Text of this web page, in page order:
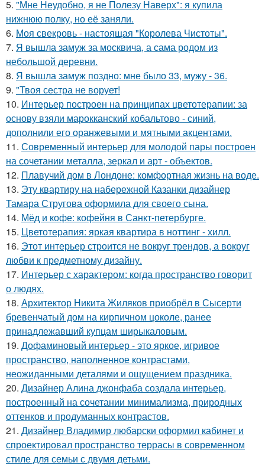
5. "Мне Неудобно, я не Полезу Наверх": я купила
нижнюю полку, но её заняли.
6. Моя свекровь - настоящая "Королева Чистоты".
7. Я вышла замуж за москвича, а сама родом из
небольшой деревни.
8. Я вышла замуж поздно: мне было 33, мужу - 36.
9. "Твоя сестра не ворует!
10. Интерьер построен на принципах цветотерапии: за
основу взяли марокканский кобальтово - синий,
дополнили его оранжевыми и мятными акцентами.
11. Современный интерьер для молодой пары построен
на сочетании металла, зеркал и арт - объектов.
12. Плавучий дом в Лондоне: комфортная жизнь на воде.
13. Эту квартиру на набережной Казанки дизайнер
Тамара Стругова оформила для своего сына.
14. Мёд и кофе: кофейня в Санкт-петербурге.
15. Цветотерапия: яркая квартира в ноттинг - хилл.
16. Этот интерьер строится не вокруг трендов, а вокруг
любви к предметному дизайну.
17. Интерьер с характером: когда пространство говорит
о людях.
18. Архитектор Никита Жиляков приобрёл в Сысерти
бревенчатый дом на кирпичном цоколе, ранее
принадлежавший купцам ширыкаловым.
19. Дофаминовый интерьер - это яркое, игривое
пространство, наполненное контрастами,
неожиданными деталями и ощущением праздника.
20. Дизайнер Алина джонфаба создала интерьер,
построенный на сочетании минимализма, природных
оттенков и продуманных контрастов.
21. Дизайнер Владимир любарски оформил кабинет и
спроектировал пространство террасы в современном
стиле для семьи с двумя детьми.